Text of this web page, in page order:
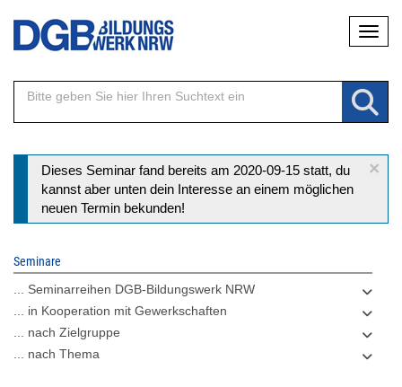
Direkt
Inhalt
×
Statusmeldung
Dieses Seminar fand bereits am 2020-09-15 statt, du
kannst aber unten dein Interesse an einem möglichen
neuen Termin bekunden!
Seminare
... Seminarreihen DGB-Bildungswerk NRW
... in Kooperation mit Gewerkschaften
... nach Zielgruppe
... nach Thema